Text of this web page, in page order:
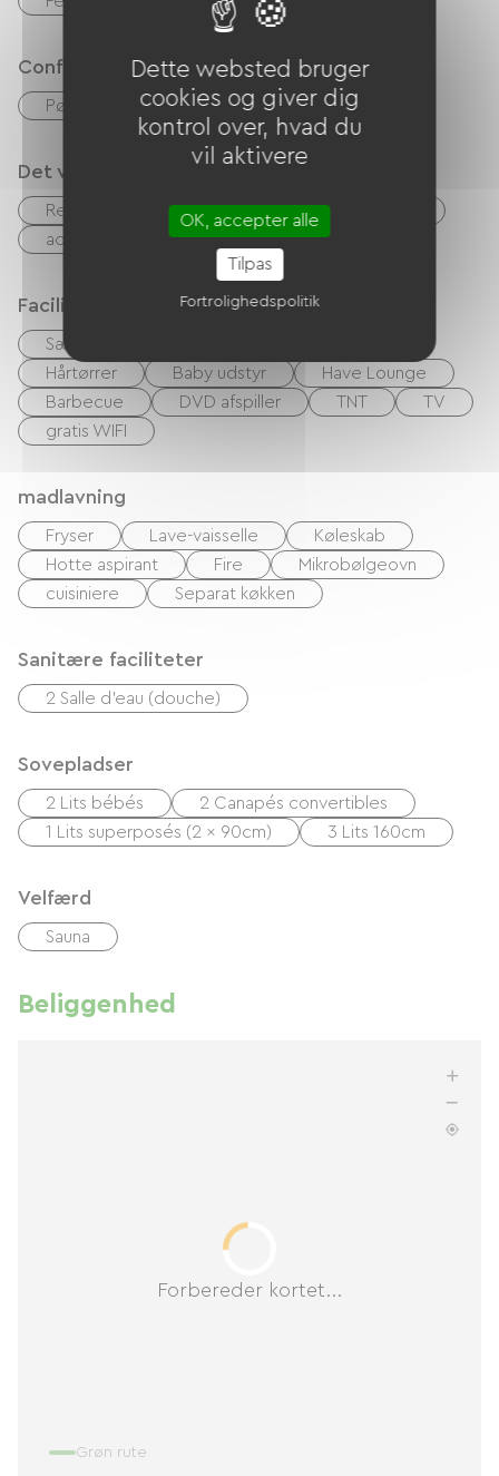
Confort
Pøle à bois
Det vi er gode til
Rengøring med tillæg
Udlejning af lagner
accepterede dyr
Faciliteter
Sæt linge
Hårtørrer
Baby udstyr
Have Lounge
Barbecue
DVD afspiller TNT
TV
gratis WIFI
madlavning
Fryser Lave-vaisselle
Køleskab
Hotte aspirant
Fire
Mikrobølgeovn
cuisiniere
Separat køkken
Sanitære faciliteter
2 Salle d'eau (douche)
Sovepladser
2 Lits bébés
2 Canapés convertibles
1 Lits superposés (2 x 90cm)
3 Lits 160cm
Velfærd
Sauna
Beliggenhed
Forbereder kortet...
Grøn rute
Dette websted bruger
cookies og giver dig
kontrol over, hvad du
vil aktivere
OK, accepter alle
Tilpas
Fortrolighedspolitik